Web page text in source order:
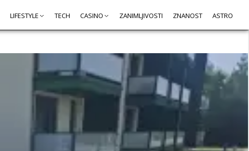
LIFESTYLE TECH CASINO ZANIMLJIVOSTI ZNANOST ASTRO